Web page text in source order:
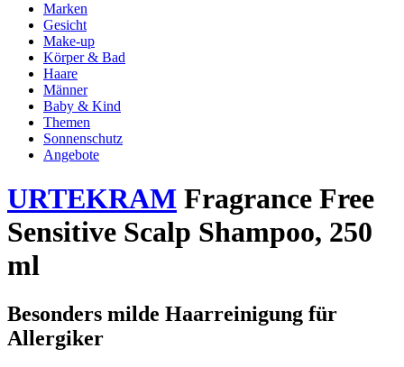
Marken
Gesicht
Make-up
Körper & Bad
Haare
Männer
Baby & Kind
Themen
Sonnenschutz
Angebote
URTEKRAM Fragrance Free
Sensitive Scalp Shampoo, 250
ml
Besonders milde Haarreinigung für
Allergiker